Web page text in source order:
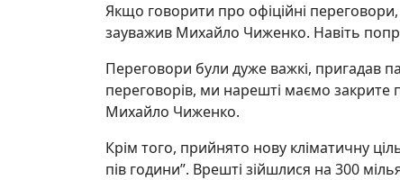
Якщо говорити про офіційні
зауважив Михайло Чиженко. Навіть
Переговори були дуже важкі, пригадав
переговорів, ми нарешті маємо закрите
Михайло Чиженко.
Крім того, прийнято нову кліматичну
пів години”. Врешті зійшлися на 300